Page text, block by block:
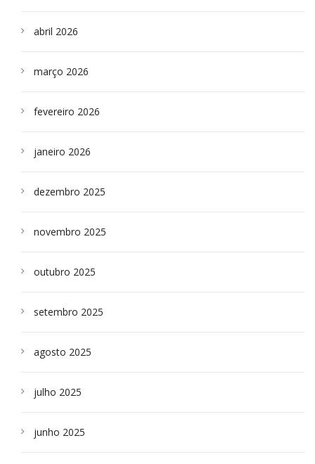
abril 2026
março 2026
fevereiro 2026
janeiro 2026
dezembro 2025
novembro 2025
outubro 2025
setembro 2025
agosto 2025
julho 2025
junho 2025